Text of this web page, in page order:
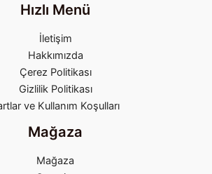
Hızlı Menü
İletişim
Hakkımızda
Çerez Politikası
Gizlilik Politikası
ve Kullanım Koşulları
Mağaza
Mağaza